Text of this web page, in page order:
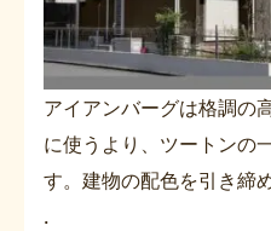
アイアンバーグは格調の
に使うより、ツートンの
す。建物の配色を引き締
.